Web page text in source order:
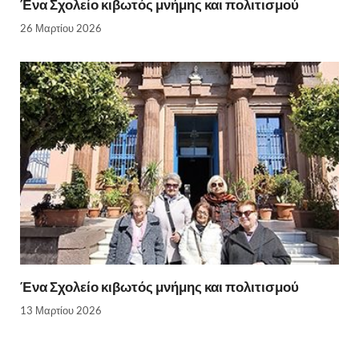
Ένα Σχολείο κιβωτός μνήμης και πολιτισμού
26 Μαρτίου 2026
Ένα Σχολείο κιβωτός μνήμης και πολιτισμού
13 Μαρτίου 2026